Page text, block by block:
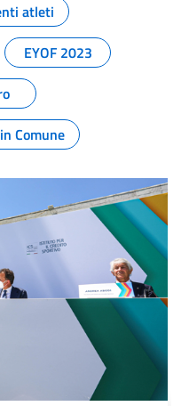
atleti
EYOF 2023
Comune